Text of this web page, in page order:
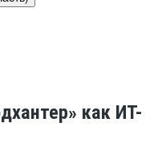
как ИТ-